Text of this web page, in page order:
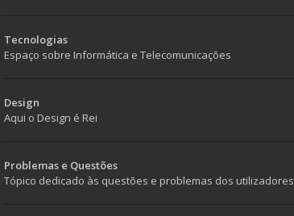
Tecnologias
Espaço sobre Informática e Telecomunicações
Design
Aqui o Design é Rei
Problemas e Questões
Tópico dedicado às questões e problemas dos utilizadores